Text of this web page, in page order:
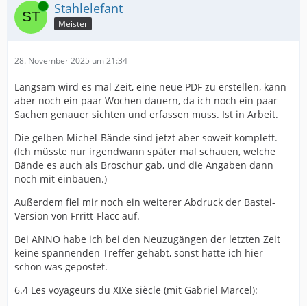
Online Stahlelefant
Meister
28. November 2025 um 21:34
Langsam wird es mal Zeit, eine neue PDF zu erstellen, kann
aber noch ein paar Wochen dauern, da ich noch ein paar
Sachen genauer sichten und erfassen muss. Ist in Arbeit.
Die gelben Michel-Bände sind jetzt aber soweit komplett.
(Ich müsste nur irgendwann später mal schauen, welche
Bände es auch als Broschur gab, und die Angaben dann
noch mit einbauen.)
Außerdem fiel mir noch ein weiterer Abdruck der Bastei-
Version von Frritt-Flacc auf.
Bei ANNO habe ich bei den Neuzugängen der letzten Zeit
keine spannenden Treffer gehabt, sonst hätte ich hier
schon was gepostet.
6.4 Les voyageurs du XIXe siècle (mit Gabriel Marcel):